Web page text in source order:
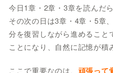
今日1章・2章・3章を読んだ
その次の日は3章・4章・5章
分を復習しながら進めること
ことになり、自然に記憶が積
ここで重要なのは、 頑張って